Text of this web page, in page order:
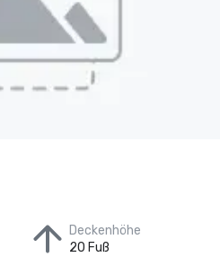
Deckenhöhe
20 Fuß